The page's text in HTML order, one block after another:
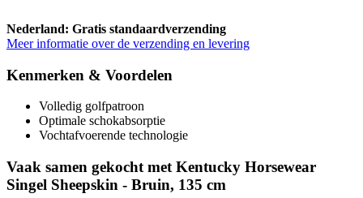
Nederland: Gratis standaardverzending
Meer informatie over de verzending en levering
Kenmerken & Voordelen
Volledig golfpatroon
Optimale schokabsorptie
Vochtafvoerende technologie
Vaak samen gekocht met Kentucky Horsewear
Singel Sheepskin - Bruin, 135 cm